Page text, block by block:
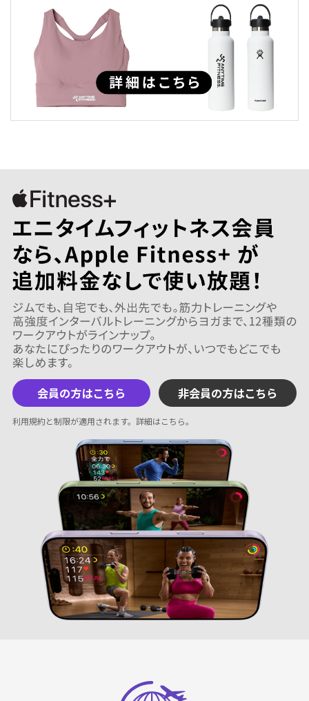
会員の方はこちら 非会員の方はこちら
利用規約と制限が適用されます。 詳細はこちら。